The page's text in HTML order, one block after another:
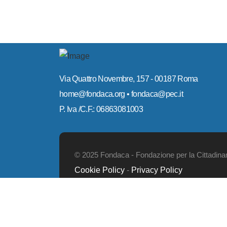
Via Quattro Novembre, 157 - 00187 Roma
home@fondaca.org • fondaca@pec.it
P. Iva /C.F.: 06863081003
© 2025 Fondaca - Fondazione per la
Cookie Policy - Privacy Policy